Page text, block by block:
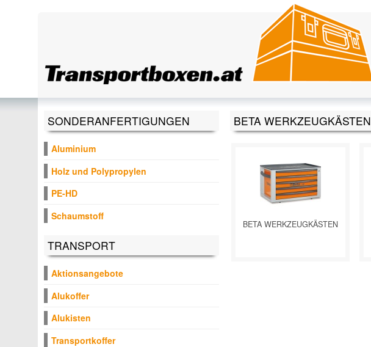
BETA WERKZEUGKÄSTEN
BETA WERKZEUGKÄSTEN
SONDERANFERTIGUNGEN
Aluminium
Holz und Polypropylen
PE-HD
Schaumstoff
TRANSPORT
Aktionsangebote
Alukoffer
Alukisten
Transportkoffer